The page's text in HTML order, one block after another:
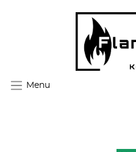
Menu